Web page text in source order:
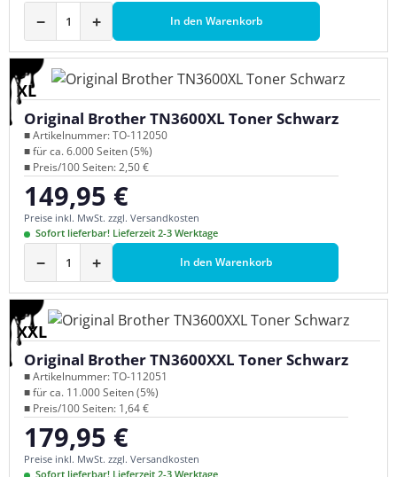
− + In den Warenkorb
XL
Original Brother TN3600XL Toner Schwarz
■ Artikelnummer: TO-112050
■ für ca. 6.000 Seiten (5%)
■ Preis/100 Seiten: 2,50 €
Regulärer Preis:
149,95 €
Preise inkl. MwSt. zzgl. Versandkosten
Sofort lieferbar! Lieferzeit 2-3 Werktage
− + In den Warenkorb
XXL
Original Brother TN3600XXL Toner Schwarz
■ Artikelnummer: TO-112051
■ für ca. 11.000 Seiten (5%)
■ Preis/100 Seiten: 1,64 €
Regulärer Preis:
179,95 €
Preise inkl. MwSt. zzgl. Versandkosten
Sofort lieferbar! Lieferzeit 2-3 Werktage